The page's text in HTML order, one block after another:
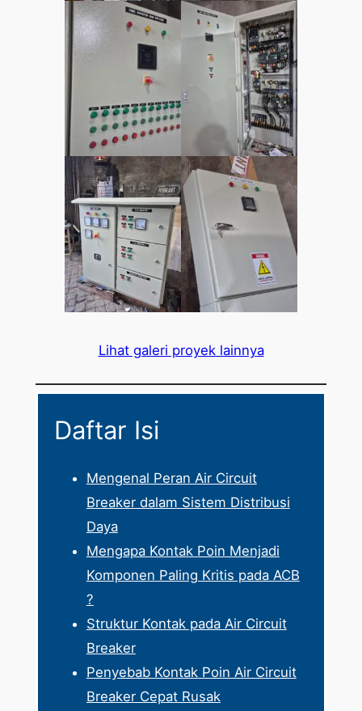
Lihat galeri proyek lainnya
Daftar Isi
Mengenal Peran Air Circuit
Breaker dalam Sistem Distribusi
Daya
Mengapa Kontak Poin Menjadi
Komponen Paling Kritis pada ACB
?
Struktur Kontak pada Air Circuit
Breaker
Penyebab Kontak Poin Air Circuit
Breaker Cepat Rusak